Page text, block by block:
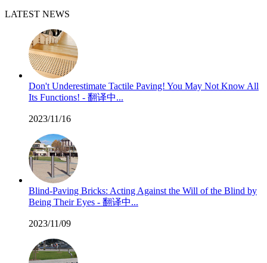
LATEST NEWS
Don't Underestimate Tactile Paving! You May Not Know All
Its Functions! - 翻译中...
2023/11/16
Blind-Paving Bricks: Acting Against the Will of the Blind by
Being Their Eyes - 翻译中...
2023/11/09